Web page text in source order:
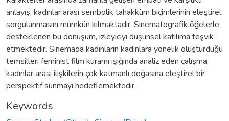
anlayış, kadınlar arası sembolik tahakküm biçimlerinin eleştirel
sorgulanmasını mümkün kılmaktadır. Sinematografik öğelerle
desteklenen bu dönüşüm, izleyiciyi düşünsel katılıma teşvik
etmektedir. Sinemada kadınların kadınlara yönelik oluşturduğu
temsilleri feminist film kuramı ışığında analiz eden çalışma,
kadınlar arası ilişkilerin çok katmanlı doğasına eleştirel bir
perspektif sunmayı hedeflemektedir.
Keywords